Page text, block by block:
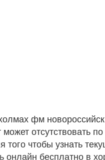
фм
отсутствовать
чтобы узнать
бесплатно в